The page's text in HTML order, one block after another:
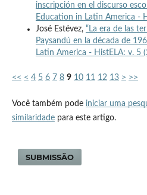
inscripción en el discurso
Education in Latin America -
José Estévez, “La era de las
Paysandú en la década de
Latin America - HistELA: v. 5
<< < 4 5 6 7 8 9 10 11 12 13 > >>
Você também pode iniciar uma
similaridadepara este artigo.
SUBMISSÃO